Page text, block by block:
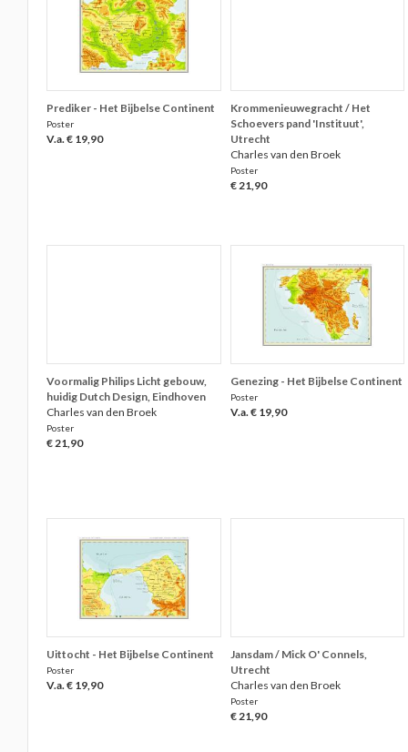
Prediker - Het Bijbelse Continent
Poster
V.a. € 19,90
Krommenieuwegracht / Het
Schoevers pand 'Instituut',
Utrecht
Charles van den Broek
Poster
€ 21,90
Voormalig Philips Licht gebouw,
huidig Dutch Design, Eindhoven
Charles van den Broek
Poster
€ 21,90
Genezing - Het Bijbelse Continent
Poster
V.a. € 19,90
Uittocht - Het Bijbelse Continent
Poster
V.a. € 19,90
Jansdam / Mick O' Connels,
Utrecht
Charles van den Broek
Poster
€ 21,90